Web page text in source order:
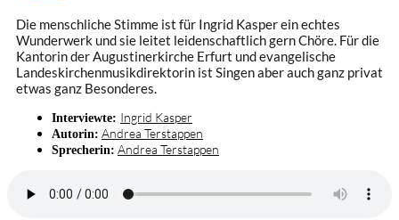
Die menschliche Stimme ist für Ingrid Kasper ein echtes
Wunderwerk und sie leitet leidenschaftlich gern Chöre. Für die
Kantorin der Augustinerkirche Erfurt und evangelische
Landeskirchenmusikdirektorin ist Singen aber auch ganz privat
etwas ganz Besonderes.
Interviewte: Ingrid Kasper
Autorin: Andrea Terstappen
Sprecherin: Andrea Terstappen